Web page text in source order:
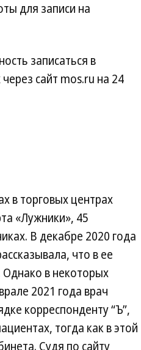
для записи на
записаться в
сайт mos.ru на 24
в торговых центрах
«Лужники», 45
В декабре 2020 года
что в ее
Однако в некоторых
2021 года врач
корреспонденту “Ъ”,
тогда как в этой
Судя по сайту